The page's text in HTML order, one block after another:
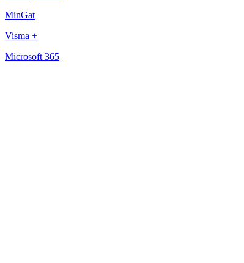
MinGat
Visma +
Microsoft 365